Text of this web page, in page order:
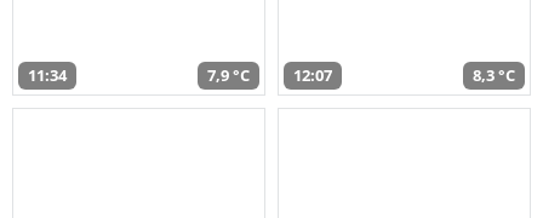
11:34 7,9 °C 12:07 8,3 °C